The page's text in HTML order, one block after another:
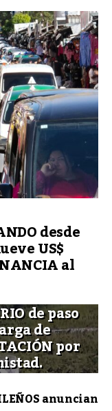
desde
US$
al
de paso
de
por
anuncian